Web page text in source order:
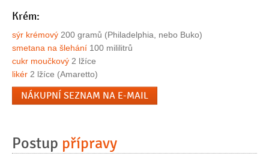
Krém:
sýr krémový 200 gramů (Philadelphia, nebo Buko)
smetana na šlehání 100 mililitrů
cukr moučkový 2 lžíce
likér 2 lžíce (Amaretto)
NÁKUPNÍ SEZNAM NA E-MAIL
Postup přípravy